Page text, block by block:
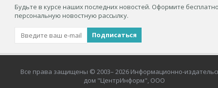
Будьте в курсе наших последних новостей. Оформите
персональную новостную рассылку.
Все права защищены © 2003– 2026 Информационно-
дом "ЦентрИнформ", ООО